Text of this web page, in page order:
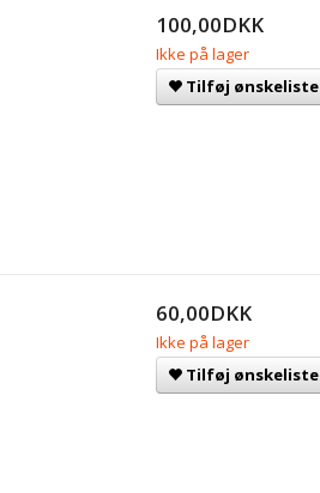
100,00DKK
Ikke på lager
Tilføj ønskeliste
60,00DKK
Ikke på lager
Tilføj ønskeliste